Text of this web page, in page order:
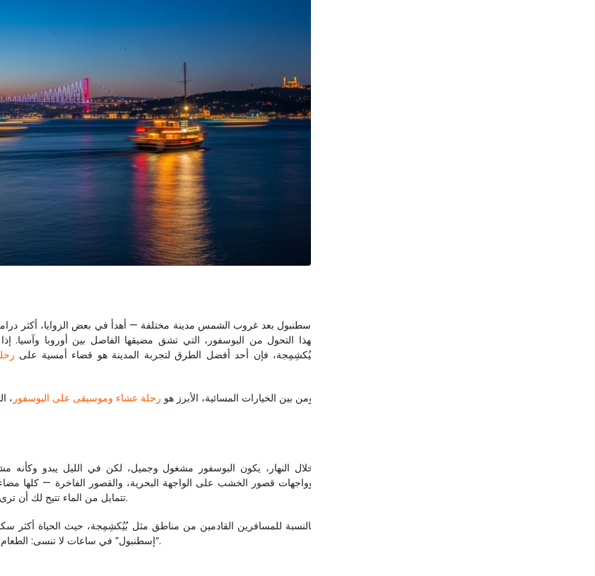
بُيُكشِمِجة، فإن أحد أفضل الطرق لتجربة المدينة هو قضاء أمسية على
ومن بين الخيارات المسائية، الأبرز هو رحلة عشاء وموسيقى على البوسفور
تتمايل من الماء تتيح لك أن ترى كيف تتداخل طبقات التاريخ في إسطنبول في لقطة بانورامية واحدة.
“إسطنبول” في ساعات لا تنسى: الطعام، والموسيقى، والرومانسية، والإحساس المستمر بالتواجد بين قارتين.